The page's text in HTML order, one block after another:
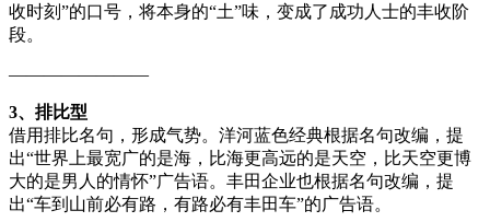
收时刻”的口号，将本身的“土”味，变成了成功人士的丰收阶
段。
————————
3、排比型
借用排比名句，形成气势。洋河蓝色经典根据名句改编，提
出“世界上最宽广的是海，比海更高远的是天空，比天空更博
大的是男人的情怀”广告语。丰田企业也根据名句改编，提
出“车到山前必有路，有路必有丰田车”的广告语。